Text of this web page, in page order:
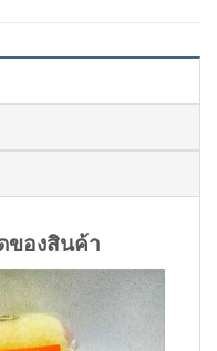
ของสินค้า